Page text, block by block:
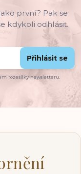
první? Pak se
kdykoli odhlásit.
Přihlásit se
rozesílky newsletteru.